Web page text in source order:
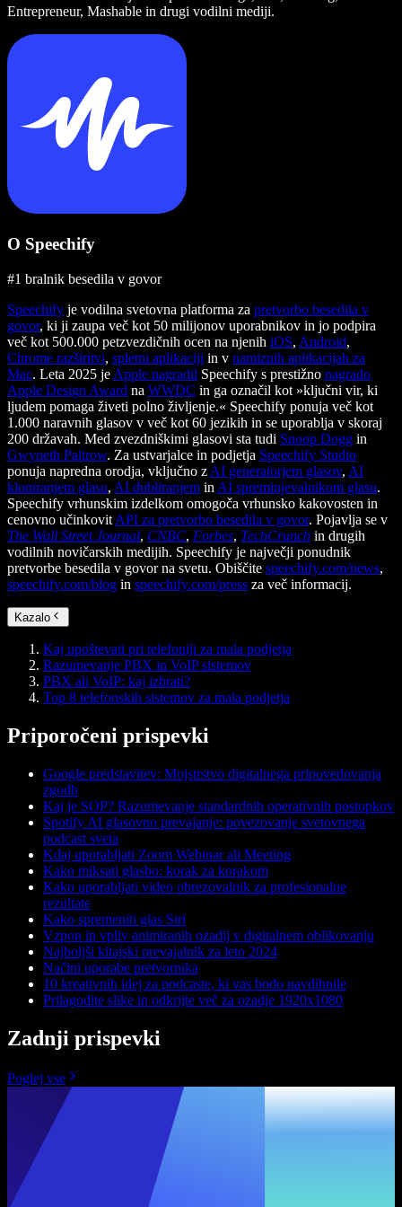
Entrepreneur, Mashable in drugi vodilni mediji.
O Speechify
#1 bralnik besedila v govor
Speechify je vodilna svetovna platforma za pretvorbo besedila v
govor, ki ji zaupa več kot 50 milijonov uporabnikov in jo podpira
več kot 500.000 petzvezdičnih ocen na njenih iOS, Android,
Chrome razširitvi, spletni aplikaciji in v namiznih aplikacijah za
Mac. Leta 2025 je Apple nagradil Speechify s prestižno nagrado
Apple Design Award na WWDC in ga označil kot »ključni vir, ki
ljudem pomaga živeti polno življenje.« Speechify ponuja več kot
1.000 naravnih glasov v več kot 60 jezikih in se uporablja v skoraj
200 državah. Med zvezdniškimi glasovi sta tudi Snoop Dogg in
Gwyneth Paltrow. Za ustvarjalce in podjetja Speechify Studio
ponuja napredna orodja, vključno z AI generatorjem glasov, AI
kloniranjem glasu, AI dubliranjem in AI spreminjevalnikom glasu.
Speechify vrhunskim izdelkom omogoča vrhunsko kakovosten in
cenovno učinkovit API za pretvorbo besedila v govor. Pojavlja se v
The Wall Street Journal, CNBC, Forbes, TechCrunch in drugih
vodilnih novičarskih medijih. Speechify je največji ponudnik
pretvorbe besedila v govor na svetu. Obiščite speechify.com/news,
speechify.com/blog in speechify.com/press za več informacij.
Kazalo
Kaj upoštevati pri telefoniji za mala podjetja
Razumevanje PBX in VoIP sistemov
PBX ali VoIP: kaj izbrati?
Top 8 telefonskih sistemov za mala podjetja
Priporočeni prispevki
Google predstavitev: Mojstrstvo digitalnega pripovedovanja
zgodb
Kaj je SOP? Razumevanje standardnih operativnih postopkov
Spotify AI glasovno prevajanje: povezovanje svetovnega
podcast sveta
Kdaj uporabljati Zoom Webinar ali Meeting
Kako miksati glasbo: korak za korakom
Kako uporabljati video obrezovalnik za profesionalne
rezultate
Kako spremeniti glas Siri
Vzpon in vpliv animiranih ozadij v digitalnem oblikovanju
Najboljši kitajski prevajalnik za leto 2024
Načini uporabe pretvornika
10 kreativnih idej za podcaste, ki vas bodo navdihnile
Prilagodite slike in odkrijte več za ozadje 1920x1080
Zadnji prispevki
Poglej vse